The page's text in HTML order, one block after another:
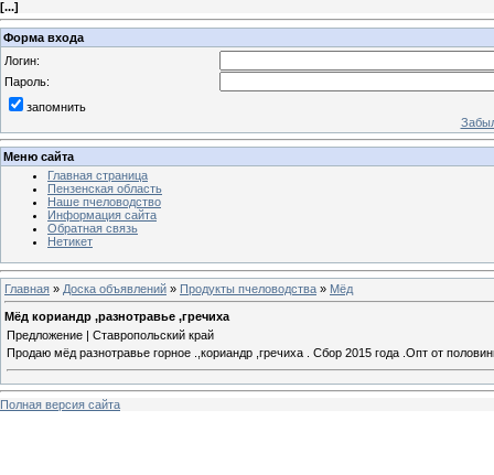
[...]
Форма входа
Логин:
Пароль:
запомнить
Меню сайта
Главная страница
Пензенская область
Наше пчеловодство
Информация сайта
Обратная связь
Нетикет
Главная » Доска объявлений » Продукты пчеловодства » Мёд
Мёд кориандр ,разнотравье ,гречиха
Предложение | Ставропольский край
Продаю мёд разнотравье горное .,кориандр ,гречиха . Сбор 2015 года .Опт от
Полная версия сайта